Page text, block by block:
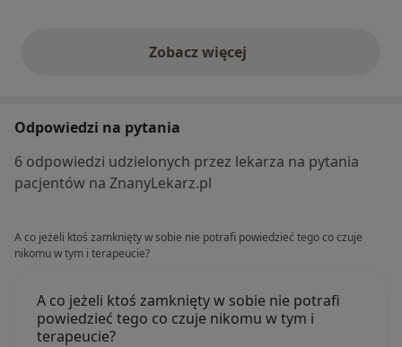
Zobacz więcejopinie powyżej
Odpowiedzi na pytania
6 odpowiedzi udzielonych przez lekarza na pytania
pacjentów na ZnanyLekarz.pl
A co jeżeli ktoś zamknięty w sobie nie potrafi powiedzieć tego co czuje
nikomu w tym i terapeucie?
A co jeżeli ktoś zamknięty w sobie nie potrafi
powiedzieć tego co czuje nikomu w tym i
terapeucie?